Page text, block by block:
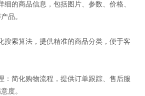
细的商品信息，包括图片、参数、价格、
品。
搜索算法，提供精准的商品分类，便于客
：简化购物流程，提供订单跟踪、售后服
度。